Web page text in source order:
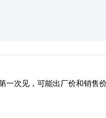
一次见，可能出厂价和销售